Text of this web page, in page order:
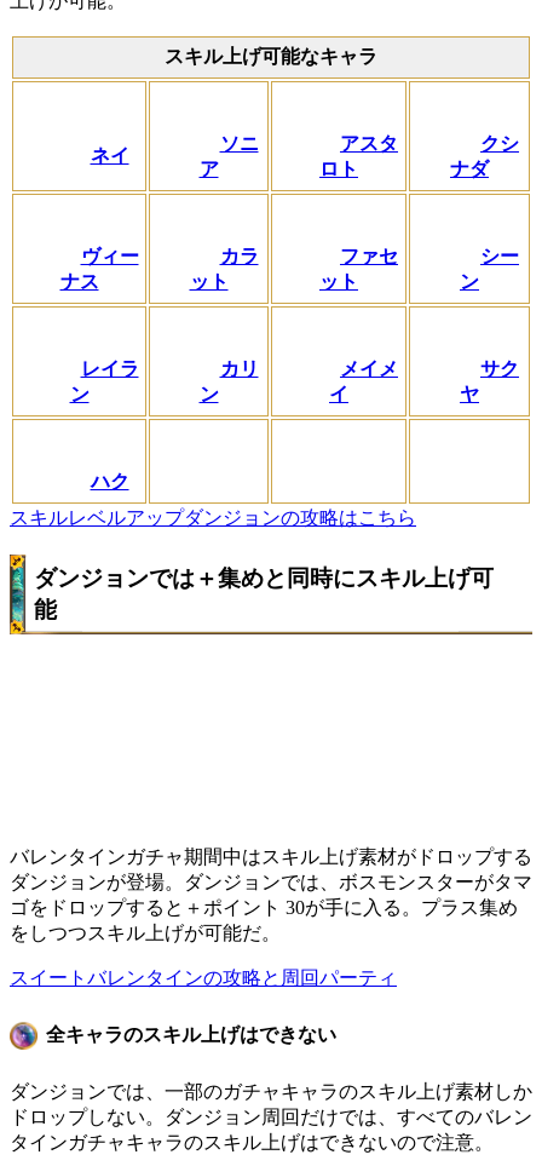
スキル上げ可能なキャラ
ネイ
ソニ
ア
アスタ
ロト
クシ
ナダ
ヴィー
ナス
カラ
ット
ファセ
ット
シー
ン
レイラ
ン
カリ
ン
メイメ
イ
サク
ヤ
ハク
スキルレベルアップダンジョンの攻略はこちら
ダンジョンでは＋集めと同時にスキル上げ可
能
バレンタインガチャ期間中はスキル上げ素材がドロップする
ダンジョンが登場。ダンジョンでは、ボスモンスターがタマ
ゴをドロップすると＋ポイント 30が手に入る。プラス集め
をしつつスキル上げが可能だ。
スイートバレンタインの攻略と周回パーティ
全キャラのスキル上げはできない
ダンジョンでは、一部のガチャキャラのスキル上げ素材しか
ドロップしない。ダンジョン周回だけでは、すべてのバレン
タインガチャキャラのスキル上げはできないので注意。